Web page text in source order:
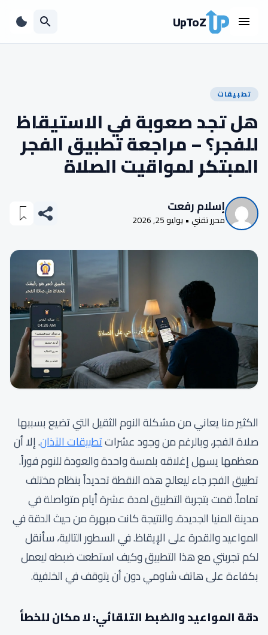
UpToZ
تطبيقات
هل تجد صعوبة في الاستيقاظ
للفجر؟ – مراجعة تطبيق الفجر
المبتكر لمواقيت الصلاة
إسلام رفعت
محرر تقني • يوليو 25, 2026
الكثير منا يعاني من مشكلة النوم الثقيل التي تضيع بسببها
صلاة الفجر، وبالرغم من وجود عشراتتطبيقات الآذان. إلا أن
معظمها يسهل إغلاقه بلمسة واحدة والعودة للنوم فوراً.
تطبيق الفجر جاء ليعالج هذه النقطة تحديداً بنظام مختلف
تماماً. قمت بتجربة التطبيق لمدة عشرة أيام متواصلة في
مدينة المنيا الجديدة. والنتيجة كانت مبهرة من حيث الدقة في
المواعيد والقدرة على الإيقاظ. في السطور التالية، سأنقل
لكم تجربتي مع هذا التطبيق وكيف استطعت ضبطه ليعمل
بكفاءة على هاتف شاومي دون أن يتوقف في الخلفية.
دقة المواعيد والضبط التلقائي: لا مكان للخطأ